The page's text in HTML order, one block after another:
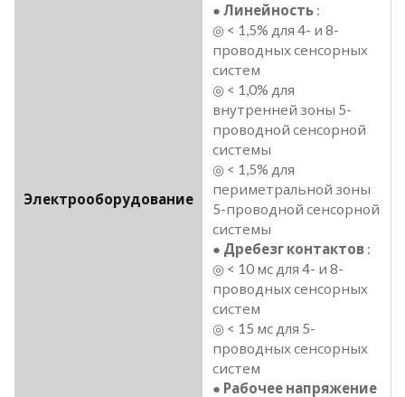
Электрооборудование
● Линейность :
◎ < 1,5% для 4- и 8-
проводных сенсорных
систем
◎ < 1,0% для
внутренней зоны 5-
проводной сенсорной
системы
◎ < 1,5% для
периметральной зоны
5-проводной сенсорной
системы
● Дребезг контактов :
◎ < 10 мс для 4- и 8-
проводных сенсорных
систем
◎ < 15 мс для 5-
проводных сенсорных
систем
● Рабочее напряжение